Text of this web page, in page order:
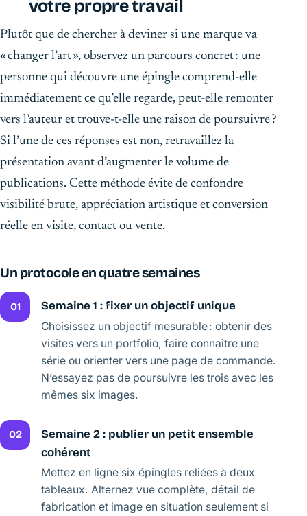
votre propre travail
Plutôt que de chercher à deviner si une marque va
« changer l’art », observez un parcours concret : une
personne qui découvre une épingle comprend-elle
immédiatement ce qu’elle regarde, peut-elle remonter
vers l’auteur et trouve-t-elle une raison de poursuivre ?
Si l’une de ces réponses est non, retravaillez la
présentation avant d’augmenter le volume de
publications. Cette méthode évite de confondre
visibilité brute, appréciation artistique et conversion
réelle en visite, contact ou vente.
Un protocole en quatre semaines
01 Semaine 1 : fixer un objectif unique
Choisissez un objectif mesurable : obtenir des
visites vers un portfolio, faire connaître une
série ou orienter vers une page de commande.
N’essayez pas de poursuivre les trois avec les
mêmes six images.
02
Semaine 2 : publier un petit ensemble
cohérent
Mettez en ligne six épingles reliées à deux
tableaux. Alternez vue complète, détail de
fabrication et image en situation seulement si